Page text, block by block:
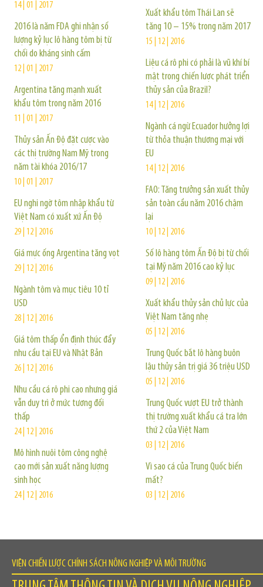
14 | 01 | 2017
2016 là năm FDA ghi nhận số
lượng kỷ lục lô hàng tôm bị từ
chối do kháng sinh cấm
12 | 01 | 2017
Argentina tăng mạnh xuất
khẩu tôm trong năm 2016
11 | 01 | 2017
Thủy sản Ấn Độ đặt cược vào
các thị trường Nam Mỹ trong
năm tài khóa 2016/17
10 | 01 | 2017
EU nghi ngờ tôm nhập khẩu từ
Việt Nam có xuất xứ Ấn Độ
29 | 12 | 2016
Giá mực ống Argentina tăng vọt
29 | 12 | 2016
Ngành tôm và mục tiêu 10 tỉ
USD
28 | 12 | 2016
Giá tôm thấp ổn định thúc đẩy
nhu cầu tại EU và Nhật Bản
26 | 12 | 2016
Nhu cầu cá rô phi cao nhưng giá
vẫn duy trì ở mức tương đối
thấp
24 | 12 | 2016
Mô hình nuôi tôm công nghệ
cao mới sản xuất năng lượng
sinh học
24 | 12 | 2016
Xuất khẩu tôm Thái Lan sẽ
tăng 10 – 15% trong năm 2017
15 | 12 | 2016
Liệu cá rô phi có phải là vũ khí bí
mật trong chiến lược phát triển
thủy sản của Brazil?
14 | 12 | 2016
Ngành cá ngừ Ecuador hưởng lợi
từ thỏa thuận thương mại với
EU
14 | 12 | 2016
FAO: Tăng trưởng sản xuất thủy
sản toàn cầu năm 2016 chậm
lại
10 | 12 | 2016
Số lô hàng tôm Ấn Độ bị từ chối
tại Mỹ năm 2016 cao kỷ lục
09 | 12 | 2016
Xuất khẩu thủy sản chủ lực của
Việt Nam tăng nhẹ
05 | 12 | 2016
Trung Quốc bắt lô hàng buôn
lậu thủy sản trị giá 36 triệu USD
05 | 12 | 2016
Trung Quốc vượt EU trở thành
thị trường xuất khẩu cá tra lớn
thứ 2 của Việt Nam
03 | 12 | 2016
Vì sao cá của Trung Quốc biến
mất?
03 | 12 | 2016
VIỆN CHIẾN LƯỢC CHÍNH SÁCH NÔNG NGHIỆP VÀ MÔI TRƯỜNG